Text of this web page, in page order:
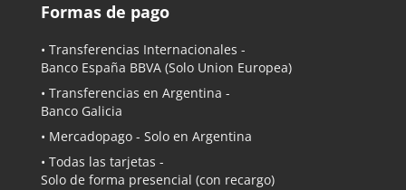
Formas de pago
• Transferencias Internacionales -
Banco España BBVA (Solo Union Europea)
• Transferencias en Argentina -
Banco Galicia
• Mercadopago - Solo en Argentina
• Todas las tarjetas -
Solo de forma presencial (con recargo)